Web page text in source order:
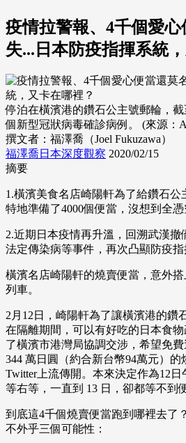
疫情拉警報、4千個愛
失...日本防疫指揮系統
停泊在橫濱港的鑽石公主號郵輪，
個新型冠狀病毒確診病例。 (來源：
撰文者：福澤喬（Joel Fukuzawa）
福澤喬日本深度觀察 2020/02/15
摘要
1.橫濱美食名店崎陽軒為了給鑽石公
特地準備了4000個便當，沒想到全憑
2.近期日本疫情再升溫，回溯武漢撤
法定傳染病等事件，再次凸顯防疫指
橫濱名店崎陽軒的燒賣便當，意外
列車。
2月12日，崎陽軒為了讓橫濱港的鑽
在隔離期間，可以有好吃的日本食
了橫濱市港灣局協調交涉，希望免
344 萬日圓（約合新台幣94萬元）
Twitter上流傳開。本來決定作為12
等右等，一直到 13 日，卻都等不到
到底這4千個燒賣便當跑到哪裡去了
不外乎三個可能性：